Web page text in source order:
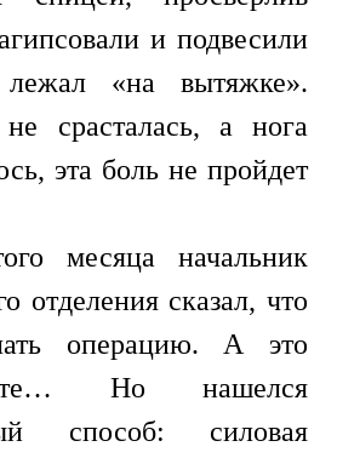
и подвесили
«на вытяжке».
срасталась, а нога
эта боль не пройдет
месяца начальник
отделения сказал, что
операцию. А это
Но нашелся
способ: силовая